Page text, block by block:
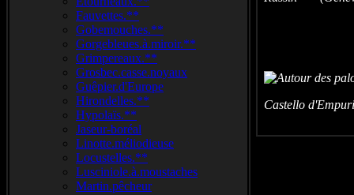
Fauvettes.**
Gobemouches.**
Gorgebleues.à.miroir.**
Grimpereaux.**
Grosbec.casse.noyaux
Guêpier.d'Europe
Hirondelles.**
Hypolaïs.**
Jaseur-boréal
Linotte.méliodieuse
Locustelles.**
Lusciniole.à.moustaches
Martin.pêcheur
Castello